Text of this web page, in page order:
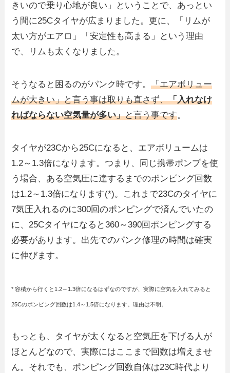
きいので乗り心地が良い」ということで、あっとい
う間に25Cタイヤが広まりました。更に、「リムが
太い方がエアロ」「安定性も高まる」という理由
で、リムも太くなりました。
そうなると困るのがパンク時です。「エアボリュー
ムが大きい」と言う事は取りも直さず、「入れなけ
ればならない空気量が多い」と言う事です。
タイヤが23Cから25Cになると、エアボリュームは
1.2～1.3倍になります。つまり、同じ携帯ポンプを使
う場合、ある空気圧に達するまでのポンピング回数
は1.2～1.3倍になります(*)。これまで23Cのタイヤに
7気圧入れるのに300回のポンピングで済んでいたの
に、25Cタイヤになると360～390回ポンピングする
必要があります。出先でのパンク修理の時間は確実
に伸びます。
* 容積から行くと1.2～1.3倍になるはずなのですが、実際に空気を入れてみると
25Cのポンピング回数は1.4～1.5倍になります。理由は不明。
もっとも、タイヤが太くなると空気圧を下げる人が
ほとんどなので、実際にはここまで回数は増えませ
ん。それでも、ポンピング回数自体は23C時代より